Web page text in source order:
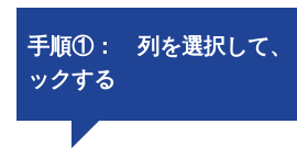
手順①： 列を選択して、
ックする